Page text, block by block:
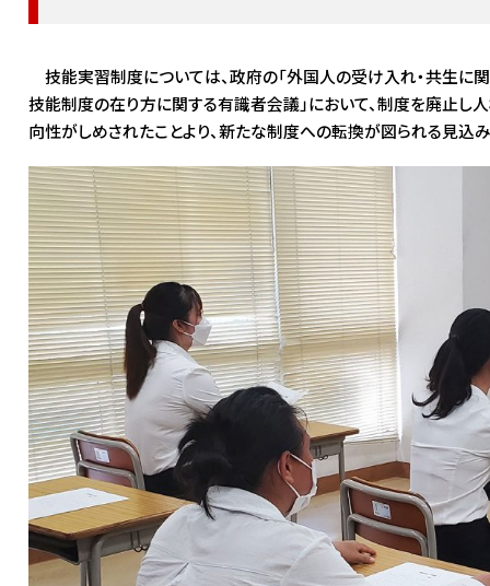
技能実習制度については、政府の「外国人の受け入れ・共生に
技能制度の在り方に関する有識者会議」において、制度を廃止
向性がしめされたことより、新たな制度への転換が図られる見込み